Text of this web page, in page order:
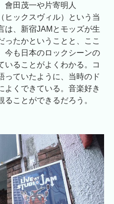
會田茂一や片寄明人
ヒックスヴィル）という当
は、新宿JAMとモッズが生
ったかということと、ここ
今も日本のロックシーンの
いることがよくわかる。コ
っていたように、当時のド
よくできている。音楽好き
ことができるだろう。